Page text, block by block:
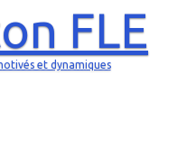
FLE
et dynamiques